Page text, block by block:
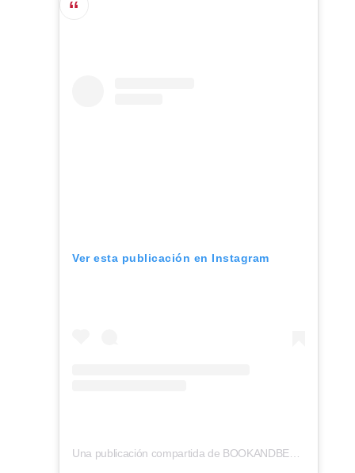
Ver esta publicación en Instagram
Una publicación compartida de BOOKANDBEDTOKYO®︎ (@bookandbedtokyo)